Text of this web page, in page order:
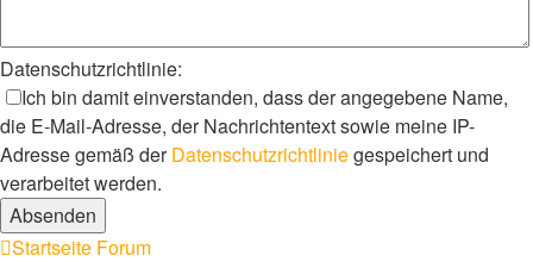
Datenschutzrichtlinie:
Ich bin damit einverstanden, dass der angegebene Name,
die E-Mail-Adresse, der Nachrichtentext sowie meine IP-
Adresse gemäß derDatenschutzrichtliniegespeichert und
verarbeitet werden.
Startseite Forum